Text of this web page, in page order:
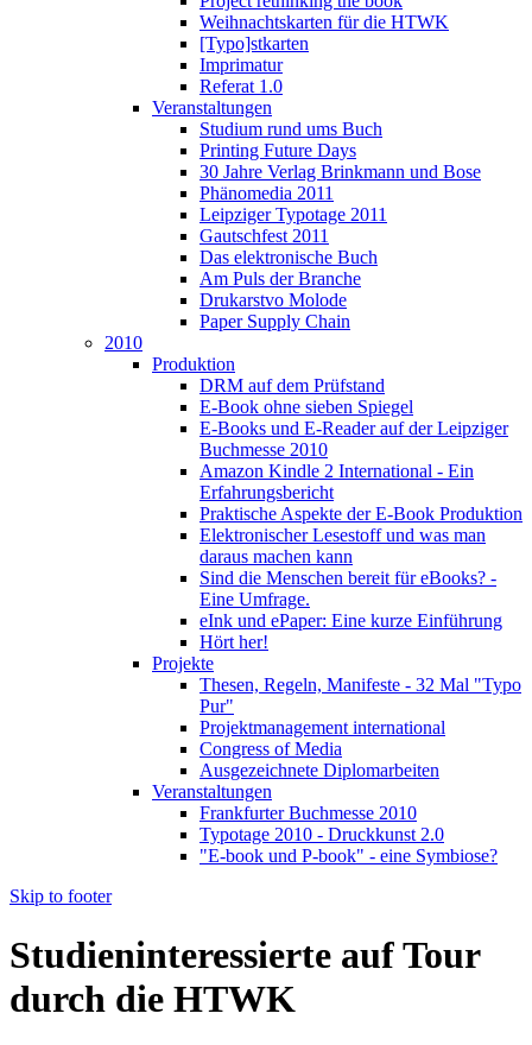
Weihnachtskarten für die HTWK
[Typo]stkarten
Imprimatur
Referat 1.0
Veranstaltungen
Studium rund ums Buch
Printing Future Days
30 Jahre Verlag Brinkmann und Bose
Phänomedia 2011
Leipziger Typotage 2011
Gautschfest 2011
Das elektronische Buch
Am Puls der Branche
Drukarstvo Molode
Paper Supply Chain
2010
Produktion
DRM auf dem Prüfstand
E-Book ohne sieben Spiegel
E-Books und E-Reader auf der Leipziger
Buchmesse 2010
Amazon Kindle 2 International - Ein
Erfahrungsbericht
Praktische Aspekte der E-Book Produktion
Elektronischer Lesestoff und was man
daraus machen kann
Sind die Menschen bereit für eBooks? -
Eine Umfrage.
eInk und ePaper: Eine kurze Einführung
Hört her!
Projekte
Thesen, Regeln, Manifeste - 32 Mal "Typo
Pur"
Projektmanagement international
Congress of Media
Ausgezeichnete Diplomarbeiten
Veranstaltungen
Frankfurter Buchmesse 2010
Typotage 2010 - Druckkunst 2.0
"E-book und P-book" - eine Symbiose?
Skip to footer
Studieninteressierte auf Tour
durch die HTWK